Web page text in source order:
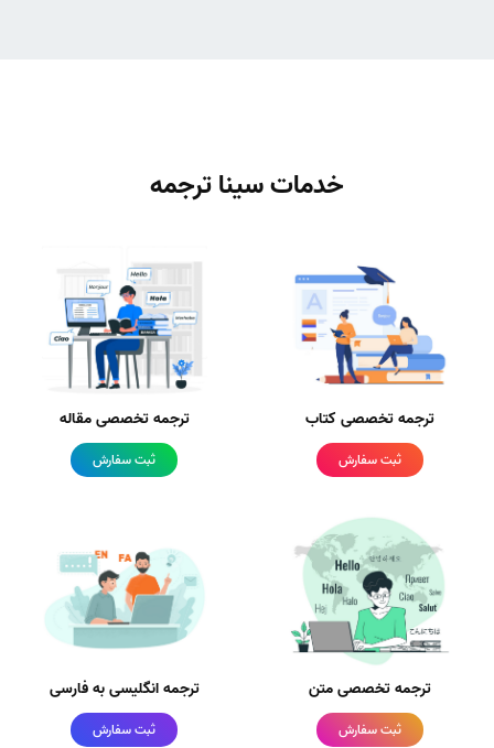
خدمات سینا ترجمه
ترجمه تخصصی کتاب
ثبت سفارش
ترجمه تخصصی مقاله
ثبت سفارش
ترجمه تخصصی متن
ثبت سفارش
ترجمه انگلیسی به فارسی
ثبت سفارش